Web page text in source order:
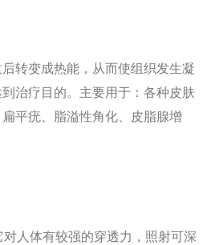
转变成热能，从而使组织发生凝
治疗目的。主要用于：各种皮肤
平疣、脂溢性角化、皮脂腺增
人体有较强的穿透力，照射可深